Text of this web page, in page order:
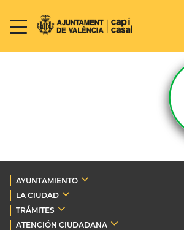
AYUNTAMIENTO
LA CIUDAD
TRÁMITES
ATENCIÓN CIUDADANA